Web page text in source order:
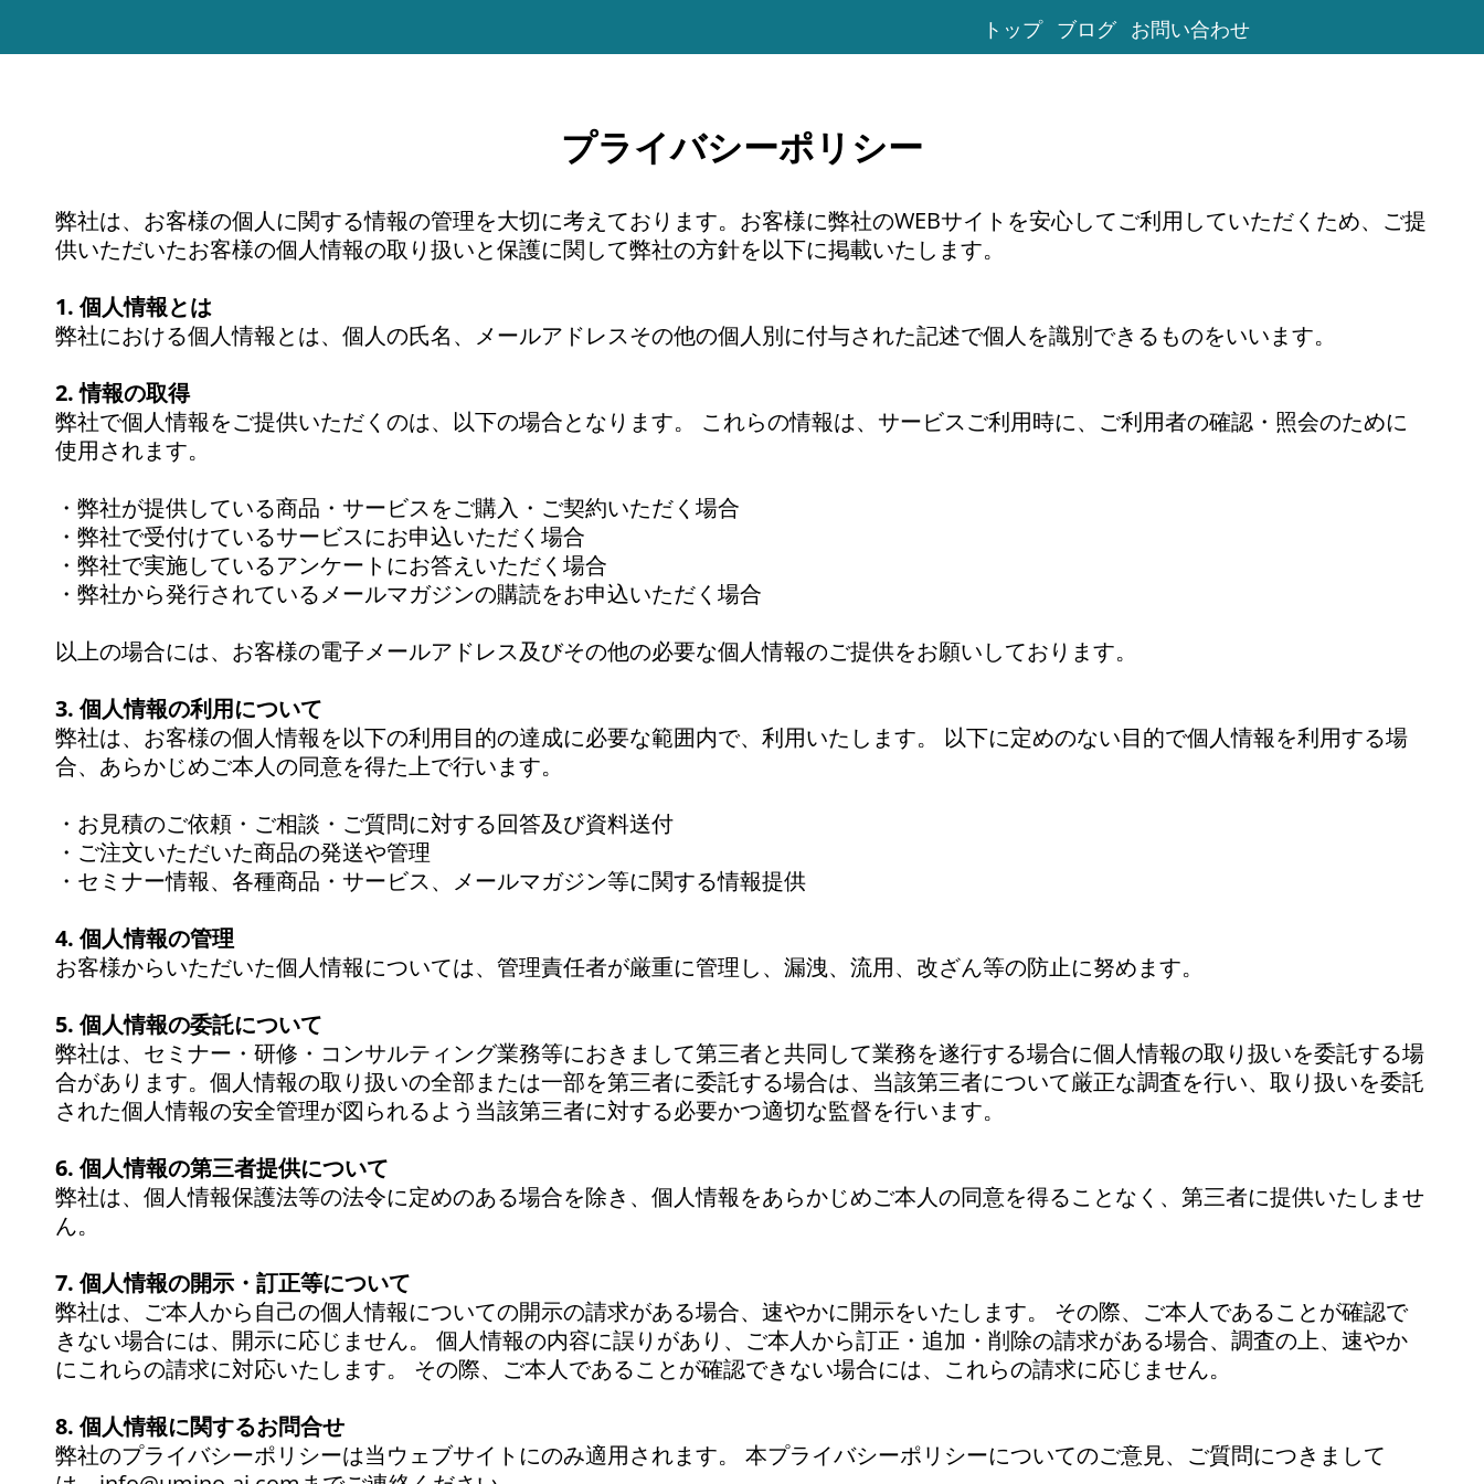
トップ ブログ お問い合わせ
プライバシーポリシー
弊社は、お客様の個人に関する情報の管理を大切に考えております。お客様に弊社のWEBサイトを安心してご利用していただくため、ご提
供いただいたお客様の個人情報の取り扱いと保護に関して弊社の方針を以下に掲載いたします。
1. 個人情報とは
弊社における個人情報とは、個人の氏名、メールアドレスその他の個人別に付与された記述で個人を識別できるものをいいます。
2. 情報の取得
弊社で個人情報をご提供いただくのは、以下の場合となります。 これらの情報は、サービスご利用時に、ご利用者の確認・照会のために
使用されます。
・弊社が提供している商品・サービスをご購入・ご契約いただく場合
・弊社で受付けているサービスにお申込いただく場合
・弊社で実施しているアンケートにお答えいただく場合
・弊社から発行されているメールマガジンの購読をお申込いただく場合
以上の場合には、お客様の電子メールアドレス及びその他の必要な個人情報のご提供をお願いしております。
3. 個人情報の利用について
弊社は、お客様の個人情報を以下の利用目的の達成に必要な範囲内で、利用いたします。 以下に定めのない目的で個人情報を利用する場
合、あらかじめご本人の同意を得た上で行います。
・お見積のご依頼・ご相談・ご質問に対する回答及び資料送付
・ご注文いただいた商品の発送や管理
・セミナー情報、各種商品・サービス、メールマガジン等に関する情報提供
4. 個人情報の管理
お客様からいただいた個人情報については、管理責任者が厳重に管理し、漏洩、流用、改ざん等の防止に努めます。
5. 個人情報の委託について
弊社は、セミナー・研修・コンサルティング業務等におきまして第三者と共同して業務を遂行する場合に個人情報の取り扱いを委託する場
合があります。個人情報の取り扱いの全部または一部を第三者に委託する場合は、当該第三者について厳正な調査を行い、取り扱いを委託
された個人情報の安全管理が図られるよう当該第三者に対する必要かつ適切な監督を行います。
6. 個人情報の第三者提供について
弊社は、個人情報保護法等の法令に定めのある場合を除き、個人情報をあらかじめご本人の同意を得ることなく、第三者に提供いたしませ
ん。
7. 個人情報の開示・訂正等について
弊社は、ご本人から自己の個人情報についての開示の請求がある場合、速やかに開示をいたします。 その際、ご本人であることが確認で
きない場合には、開示に応じません。 個人情報の内容に誤りがあり、ご本人から訂正・追加・削除の請求がある場合、調査の上、速やか
にこれらの請求に対応いたします。 その際、ご本人であることが確認できない場合には、これらの請求に応じません。
8. 個人情報に関するお問合せ
弊社のプライバシーポリシーは当ウェブサイトにのみ適用されます。 本プライバシーポリシーについてのご意見、ご質問につきまして